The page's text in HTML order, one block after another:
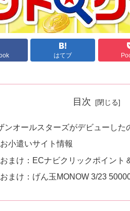
はてブ
目次
ンオールスターズがデビューした
お小遣いサイト情報
おまけ：ECナビクリックポイント
おまけ：げん玉MONOW 3/23